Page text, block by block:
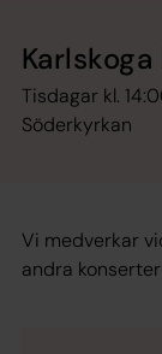
Tisdagar kl.
Söderkyrkan
Vi medverkar
andra konserter